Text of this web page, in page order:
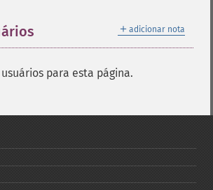
＋ adicionar nota
para esta página.